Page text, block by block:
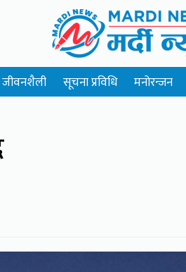
जीवनशैली सूचना प्रविधि मनोरन्जन